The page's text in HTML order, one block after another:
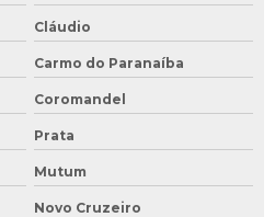
Cláudio
Carmo do Paranaíba
Coromandel
Prata
Mutum
Novo Cruzeiro